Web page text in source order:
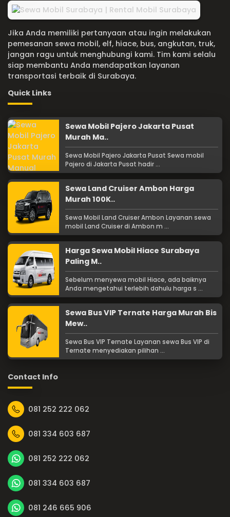
Jika Anda memiliki pertanyaan atau ingin melakukan
pemesanan sewa mobil, elf, hiace, bus, angkutan, truk,
jangan ragu untuk menghubungi kami. Tim kami selalu
siap membantu Anda mendapatkan layanan
transportasi terbaik di Surabaya.
Quick Links
Sewa Mobil Pajero Jakarta Pusat
Murah Ma..
Sewa Mobil Pajero Jakarta Pusat Sewa mobil
Pajero di Jakarta Pusat hadir ...
Sewa Land Cruiser Ambon Harga
Murah 100K..
Sewa Mobil Land Cruiser Ambon Layanan sewa
mobil Land Cruiser di Ambon m ...
Harga Sewa Mobil Hiace Surabaya
Paling M..
Sebelum menyewa mobil Hiace, ada baiknya
Anda mengetahui terlebih dahulu harga s ...
Sewa Bus VIP Ternate Harga Murah Bis
Mew..
Sewa Bus VIP Ternate Layanan sewa Bus VIP di
Ternate menyediakan pilihan ...
Contact Info
081 252 222 062
081 334 603 687
081 252 222 062
081 334 603 687
081 246 665 906